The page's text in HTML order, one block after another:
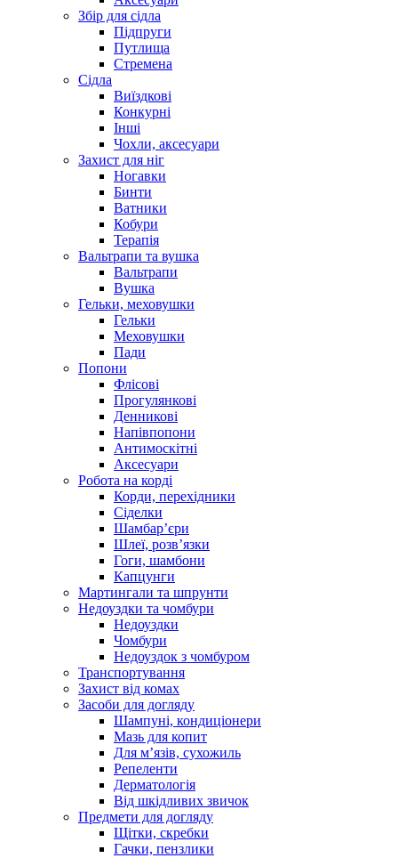
Збір для сідла
Підпруги
Путлища
Стремена
Сідла
Виїздкові
Конкурні
Інші
Чохли, аксесуари
Захист для ніг
Ногавки
Бинти
Ватники
Кобури
Терапія
Вальтрапи та вушка
Вальтрапи
Вушка
Гельки, меховушки
Гельки
Меховушки
Пади
Попони
Флісові
Прогулянкові
Денникові
Напівпопони
Антимоскітні
Аксесуари
Робота на корді
Корди, перехідники
Сіделки
Шамбар’єри
Шлеї, розв’язки
Гоги, шамбони
Капцунги
Мартингали та шпрунти
Недоуздки та чомбури
Недоуздки
Чомбури
Недоуздок з чомбуром
Транспортування
Захист від комах
Засоби для догляду
Шампуні, кондиціонери
Мазь для копит
Для м’язів, сухожиль
Репеленти
Дерматологія
Від шкідливих звичок
Предмети для догляду
Щітки, скребки
Гачки, пензлики